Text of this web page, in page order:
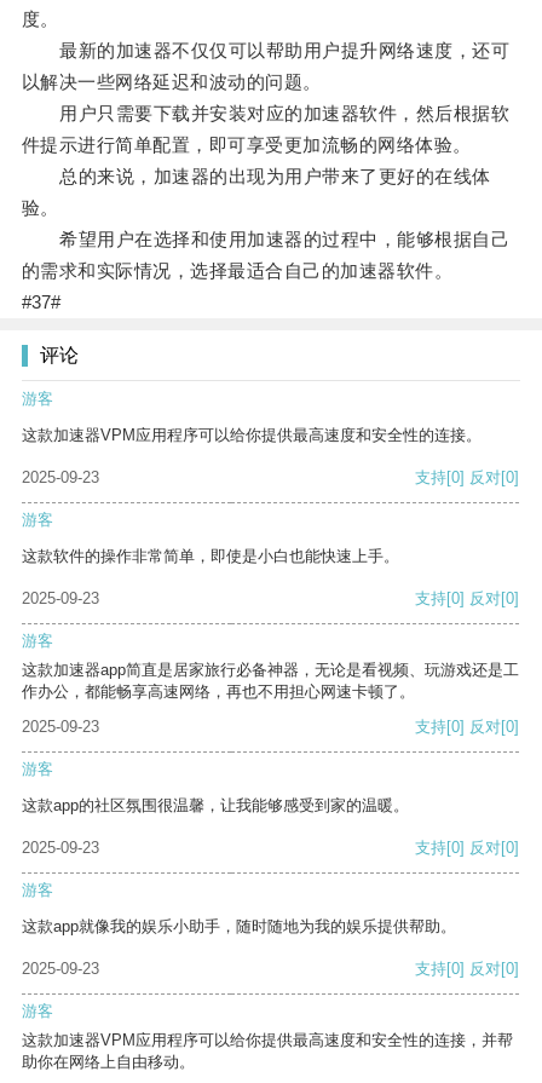
度。
最新的加速器不仅仅可以帮助用户提升网络速度，还可
以解决一些网络延迟和波动的问题。
用户只需要下载并安装对应的加速器软件，然后根据软
件提示进行简单配置，即可享受更加流畅的网络体验。
总的来说，加速器的出现为用户带来了更好的在线体
验。
希望用户在选择和使用加速器的过程中，能够根据自己
的需求和实际情况，选择最适合自己的加速器软件。
#37#
评论
游客
这款加速器VPM应用程序可以给你提供最高速度和安全性的连接。
2025-09-23 支持[0] 反对[0]
游客
这款软件的操作非常简单，即使是小白也能快速上手。
2025-09-23 支持[0] 反对[0]
游客
这款加速器app简直是居家旅行必备神器，无论是看视频、玩游戏还是工
作办公，都能畅享高速网络，再也不用担心网速卡顿了。
2025-09-23
支持[0] 反对[0]
游客
这款app的社区氛围很温馨，让我能够感受到家的温暖。
2025-09-23 支持[0] 反对[0]
游客
这款app就像我的娱乐小助手，随时随地为我的娱乐提供帮助。
2025-09-23 支持[0] 反对[0]
游客
这款加速器VPM应用程序可以给你提供最高速度和安全性的连接，并帮
助你在网络上自由移动。